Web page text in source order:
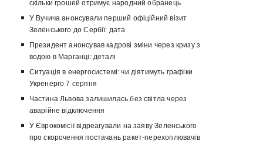
скільки грошей отримує народний обранець
У Вучича анонсували перший офіційний візит
Зеленського до Сербії: дата
Президент анонсував кадрові зміни через кризу з
водою в Марганці: деталі
Ситуація в енергосистемі: чи діятимуть графіки
Укренерго 7 серпня
Частина Львова залишилась без світла через
аварійне відключення
У Єврокомісії відреагували на заяву Зеленського
про скорочення постачань ракет-перехоплювачів